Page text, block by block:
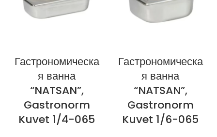
Гастрономическа
я ванна
“NATSAN”,
Gastronorm
Kuvet 1/4-065
Гастрономическа
я ванна
“NATSAN”,
Gastronorm
Kuvet 1/6-065